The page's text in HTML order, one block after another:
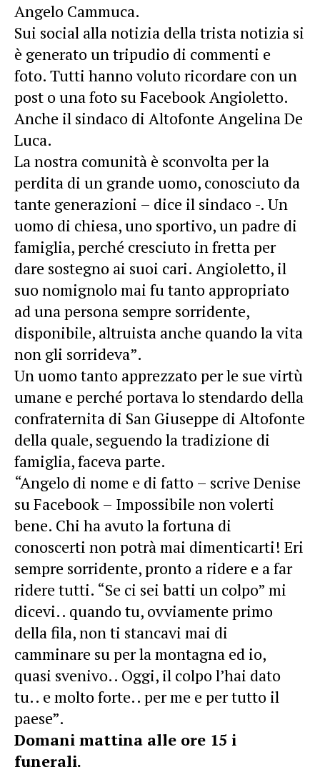
Angelo Cammuca.
Sui social alla notizia della trista notizia si
è generato un tripudio di commenti e
foto. Tutti hanno voluto ricordare con un
post o una foto su Facebook Angioletto.
Anche il sindaco di Altofonte Angelina De
Luca.
La nostra comunità è sconvolta per la
perdita di un grande uomo, conosciuto da
tante generazioni – dice il sindaco -. Un
uomo di chiesa, uno sportivo, un padre di
famiglia, perché cresciuto in fretta per
dare sostegno ai suoi cari. Angioletto, il
suo nomignolo mai fu tanto appropriato
ad una persona sempre sorridente,
disponibile, altruista anche quando la vita
non gli sorrideva”.
Un uomo tanto apprezzato per le sue virtù
umane e perché portava lo stendardo della
confraternita di San Giuseppe di Altofonte
della quale, seguendo la tradizione di
famiglia, faceva parte.
“Angelo di nome e di fatto – scrive Denise
su Facebook – Impossibile non volerti
bene. Chi ha avuto la fortuna di
conoscerti non potrà mai dimenticarti! Eri
sempre sorridente, pronto a ridere e a far
ridere tutti. “Se ci sei batti un colpo” mi
dicevi.. quando tu, ovviamente primo
della fila, non ti stancavi mai di
camminare su per la montagna ed io,
quasi svenivo.. Oggi, il colpo l’hai dato
tu.. e molto forte.. per me e per tutto il
paese”.
Domani mattina alle ore 15 i
funerali.